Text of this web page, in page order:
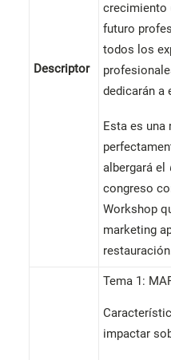
Descriptor
crecimiento
futuro
todos los
dedicarán a
Esta es una
albergará el
congreso
Workshop
marketing
Tema 1:
impactar